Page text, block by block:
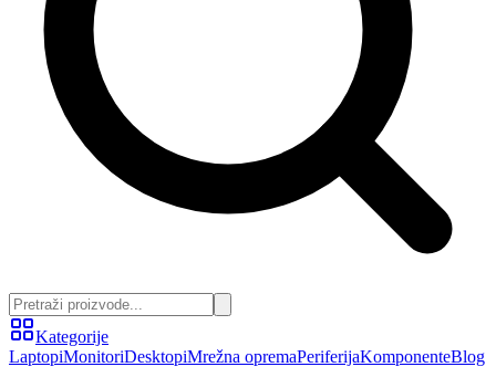
Kategorije
LaptopiMonitoriDesktopiMrežna opremaPeriferijaKomponenteBlog